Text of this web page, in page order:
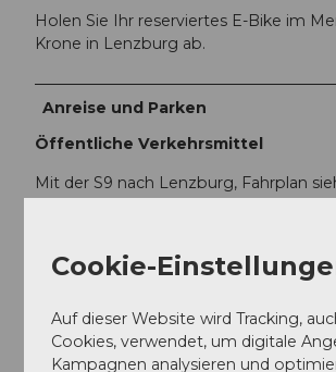
Holen Sie Ihr reserviertes E-Bike im
Krone in Lenzburg ab.
Anreise und Parken
Öffentliche Verkehrsmittel
Mit der S9 nach Lenzburg, Fahrplan
Weitere Infos / Links
Seetal Tourismus
Niederlenzerstrasse 25
5600 Lenzburg
Cookie-
Auf dieser Website wird Tracking,
Cookies, verwendet, um digitale
Kampagnen analysieren und